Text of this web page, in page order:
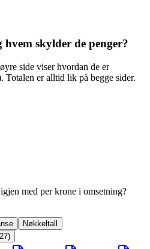
hvem skylder de penger?
side viser hvordan de er
Totalen er alltid lik på begge sider.
med per krone i omsetning?
Nøkkeltall